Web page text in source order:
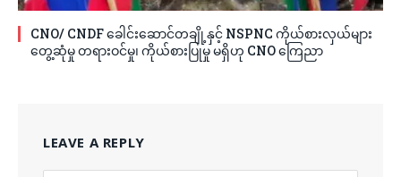
CNO/ CNDF ခေါင်းဆောင်တချို့နှင့် NSPNC ကိုယ်စားလှယ်များ
တွေ့ဆုံမှု တရားဝင်မှု၊ ကိုယ်စားပြုမှု မရှိဟု CNO ကြေညာ
LEAVE A REPLY